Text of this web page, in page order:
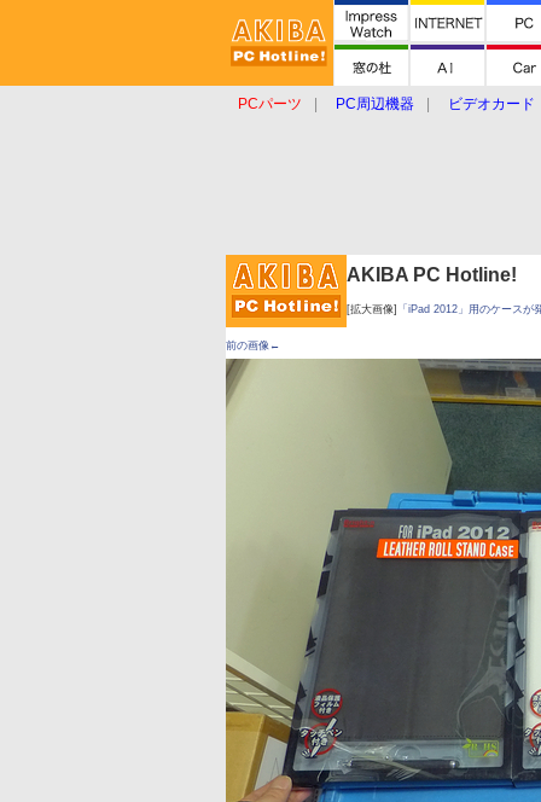
PCパーツ PC周辺機器
ビデオカード
AKIBA PC Hotline!
[拡大画像] 「iPad 2012」用のケースが
前の画像←